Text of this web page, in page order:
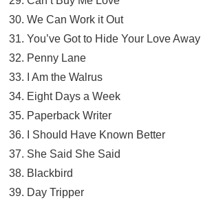
30. We Can Work it Out
31. You’ve Got to Hide Your Love Away
32. Penny Lane
33. I Am the Walrus
34. Eight Days a Week
35. Paperback Writer
36. I Should Have Known Better
37. She Said She Said
38. Blackbird
39. Day Tripper